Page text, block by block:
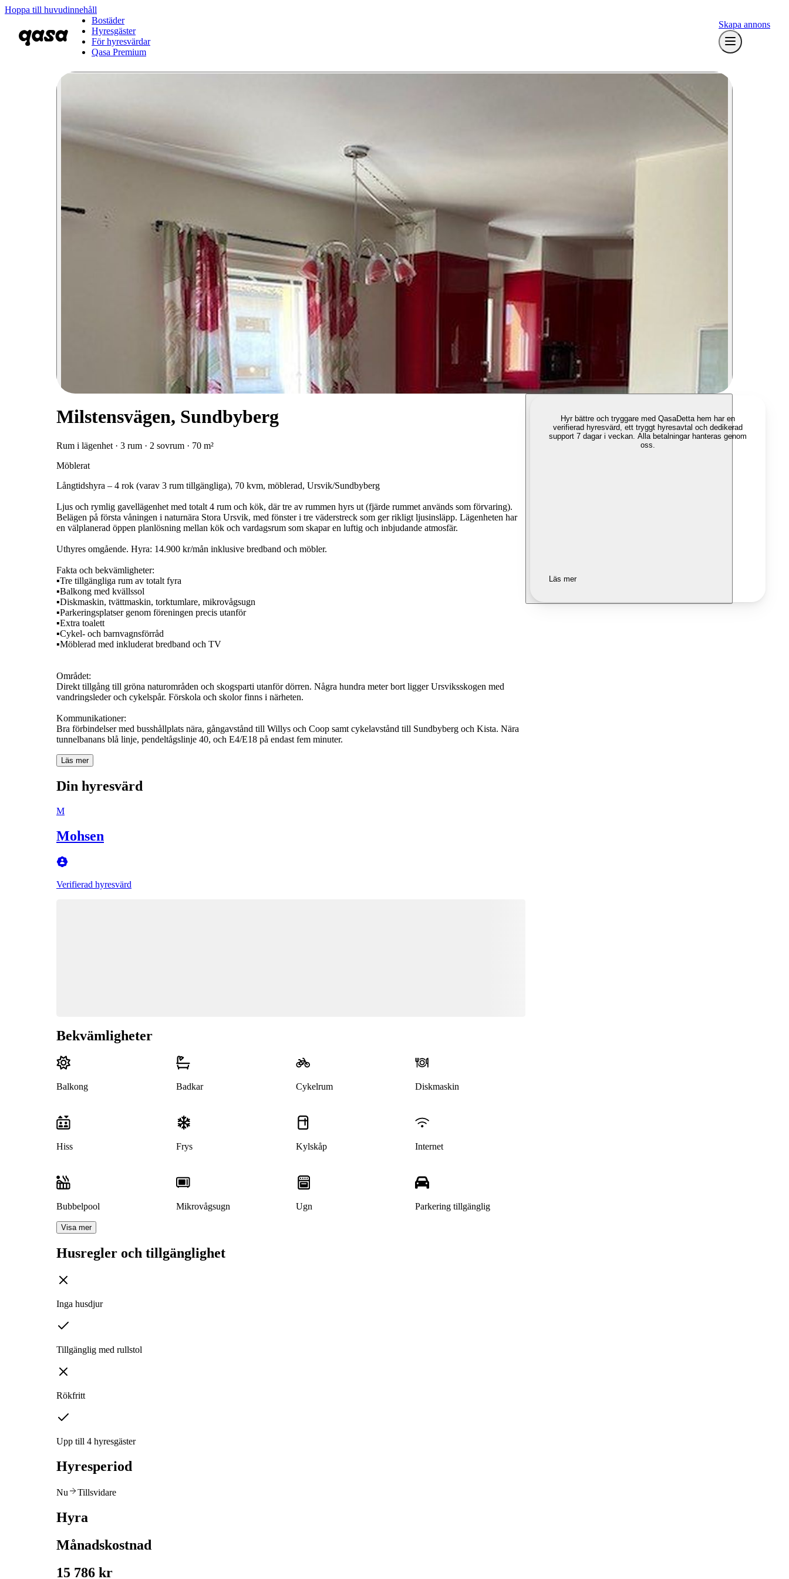
Hoppa till huvudinnehåll
Bostäder
Hyresgäster
För hyresvärdar
Qasa Premium
Skapa annons
Milstensvägen, Sundbyberg
Rum i lägenhet · 3 rum · 2 sovrum · 70 m²
Möblerat
Långtidshyra – 4 rok (varav 3 rum tillgängliga), 70 kvm, möblerad, Ursvik/Sundbyberg
Ljus och rymlig gavellägenhet med totalt 4 rum och kök, där tre av rummen hyrs ut (fjärde rummet används som förvaring).
Belägen på första våningen i naturnära Stora Ursvik, med fönster i tre väderstreck som ger rikligt ljusinsläpp. Lägenheten har
en välplanerad öppen planlösning mellan kök och vardagsrum som skapar en luftig och inbjudande atmosfär.
Uthyres omgående. Hyra: 14.900 kr/mån inklusive bredband och möbler.
Fakta och bekvämligheter:
▪️Tre tillgängliga rum av totalt fyra
▪️Balkong med kvällssol
▪️Diskmaskin, tvättmaskin, torktumlare, mikrovågsugn
▪️Parkeringsplatser genom föreningen precis utanför
▪️Extra toalett
▪️Cykel- och barnvagnsförråd
▪️Möblerad med inkluderat bredband och TV
Området:
Direkt tillgång till gröna naturområden och skogsparti utanför dörren. Några hundra meter bort ligger Ursviksskogen med
vandringsleder och cykelspår. Förskola och skolor finns i närheten.
Kommunikationer:
Bra förbindelser med busshållplats nära, gångavstånd till Willys och Coop samt cykelavstånd till Sundbyberg och Kista. Nära
Läs mer
Din hyresvärd
M
Mohsen
Verifierad hyresvärd
Bekvämligheter
Balkong Badkar Cykelrum Diskmaskin
Hiss Frys Kylskåp Internet
Bubbelpool Mikrovågsugn Ugn Parkering tillgänglig
Visa mer
Husregler och tillgänglighet
Inga husdjur
Tillgänglig med rullstol
Rökfritt
Upp till 4 hyresgäster
Hyresperiod
Nu Tillsvidare
Hyra
Månadskostnad
15 786 kr
Hyr bättre och tryggare med QasaDetta hem har en
verifierad hyresvärd, ett tryggt hyresavtal och dedikerad
support 7 dagar i veckan. Alla betalningar hanteras genom
oss.
Läs mer